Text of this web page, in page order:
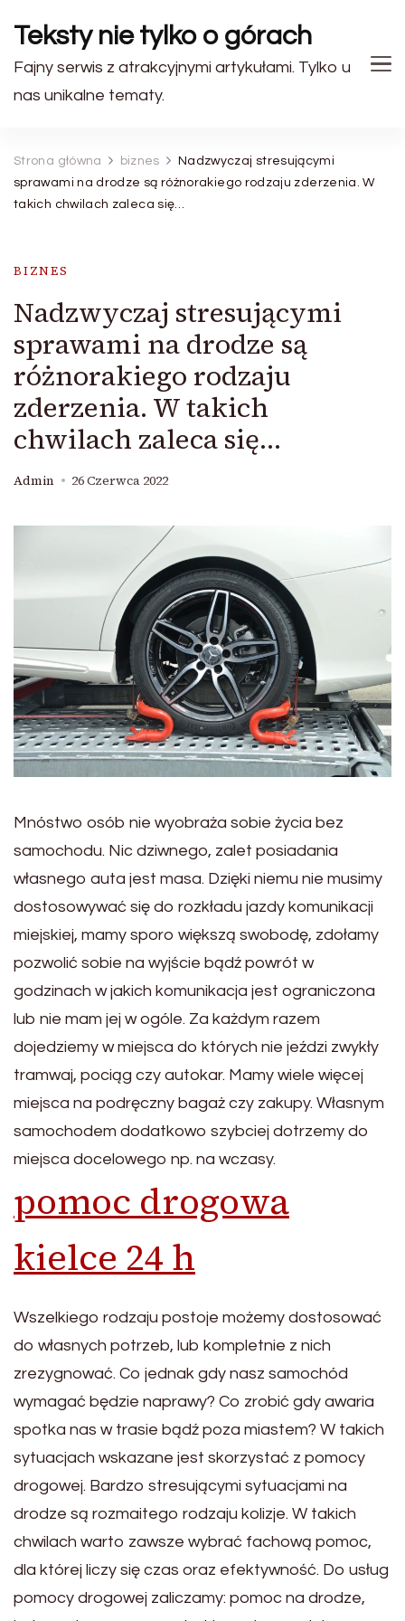
Teksty nie tylko o górach
Fajny serwis z atrakcyjnymi artykułami. Tylko u
nas unikalne tematy.
Strona główna biznes
Nadzwyczaj stresującymi
sprawami na drodze są różnorakiego rodzaju zderzenia. W
takich chwilach zaleca się…
BIZNES
Nadzwyczaj stresującymi
sprawami na drodze są
różnorakiego rodzaju
zderzenia. W takich
chwilach zaleca się…
Admin 26 Czerwca 2022
Mnóstwo osób nie wyobraża sobie życia bez
samochodu. Nic dziwnego, zalet posiadania
własnego auta jest masa. Dzięki niemu nie musimy
dostosowywać się do rozkładu jazdy komunikacji
miejskiej, mamy sporo większą swobodę, zdołamy
pozwolić sobie na wyjście bądź powrót w
godzinach w jakich komunikacja jest ograniczona
lub nie mam jej w ogóle. Za każdym razem
dojedziemy w miejsca do których nie jeździ zwykły
tramwaj, pociąg czy autokar. Mamy wiele więcej
miejsca na podręczny bagaż czy zakupy. Własnym
samochodem dodatkowo szybciej dotrzemy do
miejsca docelowego np. na wczasy.
pomoc drogowa
kielce 24 h
Wszelkiego rodzaju postoje możemy dostosować
do własnych potrzeb, lub kompletnie z nich
zrezygnować. Co jednak gdy nasz samochód
wymagać będzie naprawy? Co zrobić gdy awaria
spotka nas w trasie bądź poza miastem? W takich
sytuacjach wskazane jest skorzystać z pomocy
drogowej. Bardzo stresującymi sytuacjami na
drodze są rozmaitego rodzaju kolizje. W takich
chwilach warto zawsze wybrać fachową pomoc,
dla której liczy się czas oraz efektywność. Do usług
pomocy drogowej zaliczamy: pomoc na drodze,